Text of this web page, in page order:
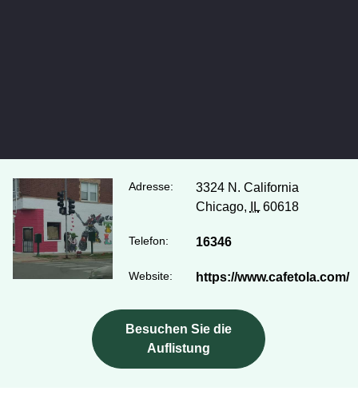
Adresse:
3324 N. California
Chicago,
IL60618
Telefon: 16346
Website: https://www.cafetola.com/
Besuchen Sie die
Auflistung